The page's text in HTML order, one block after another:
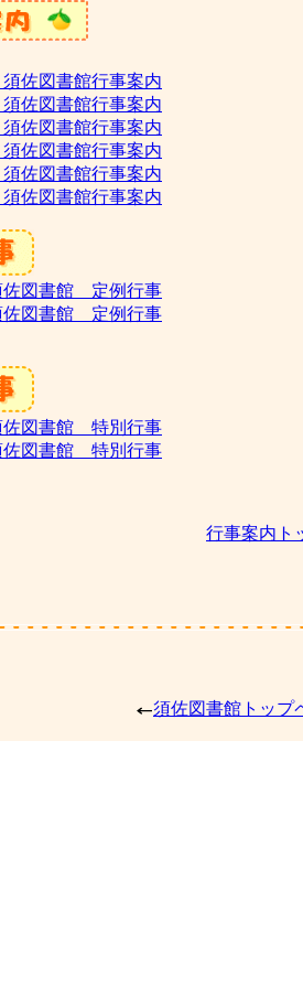
佐図書館行事案内
佐図書館行事案内
佐図書館行事案内
佐図書館行事案内
佐図書館行事案内
佐図書館行事案内
図書館 定例行事
図書館 定例行事
図書館 特別行事
図書館 特別行事
行事案内ト
須佐図書館トップ